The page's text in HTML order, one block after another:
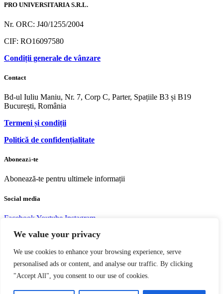
We value your privacy
We use cookies to enhance your browsing experience, serve
personalised ads or content, and analyse our traffic. By clicking
"Accept All", you consent to our use of cookies.
PRO UNIVERSITARIA S.R.L.
Nr. ORC: J40/1255/2004
CIF: RO16097580
Condiții generale de vânzare
Contact
Bd-ul Iuliu Maniu, Nr. 7, Corp C, Parter, Spațiile B3 și B19
București, România
Termeni și condiții
Politică de confidențialitate
Abonează-te
Abonează-te pentru ultimele informații
Social media
FacebookYoutube Instagram
Copyright © 2004 – 2023 Editura acreditată CNCS | CNATDCU
Pro Universitaria. Toate drepturile rezervate.Termeni si Condiţii